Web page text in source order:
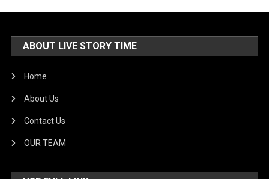
ABOUT LIVE STORY TIME
Home
About Us
Contact Us
OUR TEAM